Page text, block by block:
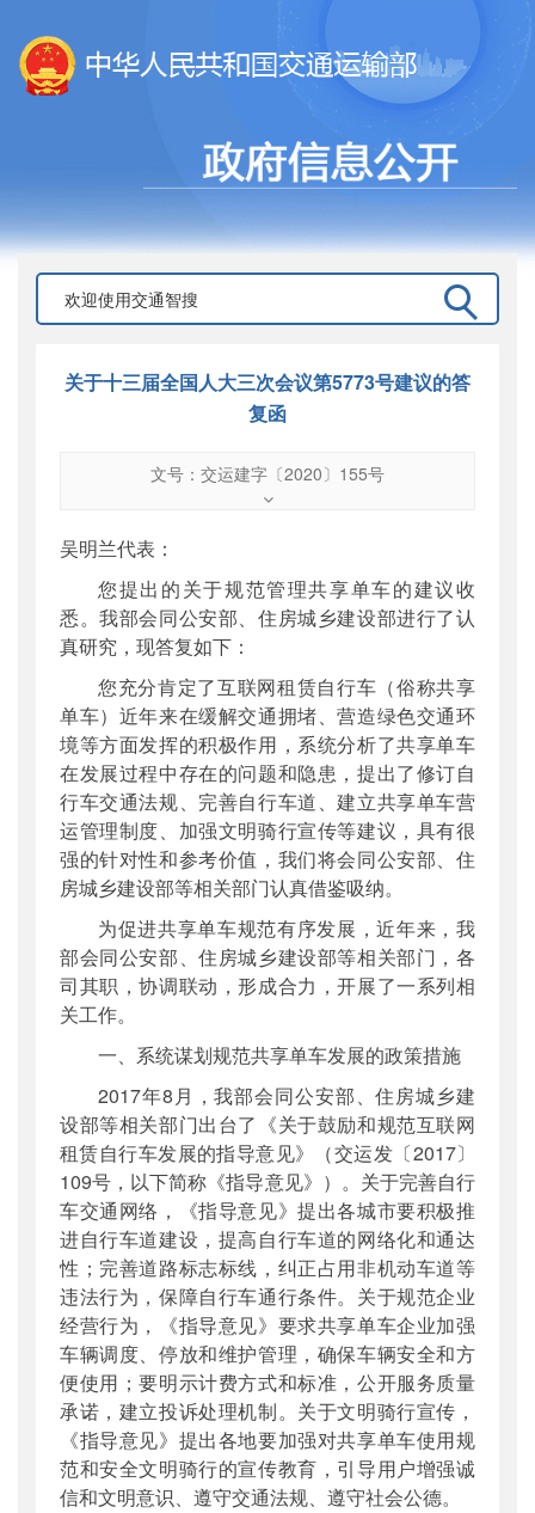
关于十三届全国人大三次会议第5773号建议的答
复函
文号：交运建字〔2020〕155号
交运建字〔2020〕155号
公开日期 ：
主题词 ：
十三届全国人大三次会议;答复函
机构分类：运输服务司
主题分类：公众参与
公文类型：其他
吴明兰代表：
您提出的关于规范管理共享单车的建议收
悉。我部会同公安部、住房城乡建设部进行了认
真研究，现答复如下：
您充分肯定了互联网租赁自行车（俗称共享
单车）近年来在缓解交通拥堵、营造绿色交通环
境等方面发挥的积极作用，系统分析了共享单车
在发展过程中存在的问题和隐患，提出了修订自
行车交通法规、完善自行车道、建立共享单车营
运管理制度、加强文明骑行宣传等建议，具有很
强的针对性和参考价值，我们将会同公安部、住
房城乡建设部等相关部门认真借鉴吸纳。
为促进共享单车规范有序发展，近年来，我
部会同公安部、住房城乡建设部等相关部门，各
司其职，协调联动，形成合力，开展了一系列相
关工作。
一、系统谋划规范共享单车发展的政策措施
2017年8月，我部会同公安部、住房城乡建
设部等相关部门出台了《关于鼓励和规范互联网
租赁自行车发展的指导意见》（交运发〔2017〕
109号，以下简称《指导意见》）。关于完善自行
车交通网络，《指导意见》提出各城市要积极推
进自行车道建设，提高自行车道的网络化和通达
性；完善道路标志标线，纠正占用非机动车道等
违法行为，保障自行车通行条件。关于规范企业
经营行为，《指导意见》要求共享单车企业加强
车辆调度、停放和维护管理，确保车辆安全和方
便使用；要明示计费方式和标准，公开服务质量
承诺，建立投诉处理机制。关于文明骑行宣传，
《指导意见》提出各地要加强对共享单车使用规
范和安全文明骑行的宣传教育，引导用户增强诚
信和文明意识、遵守交通法规、遵守社会公德。